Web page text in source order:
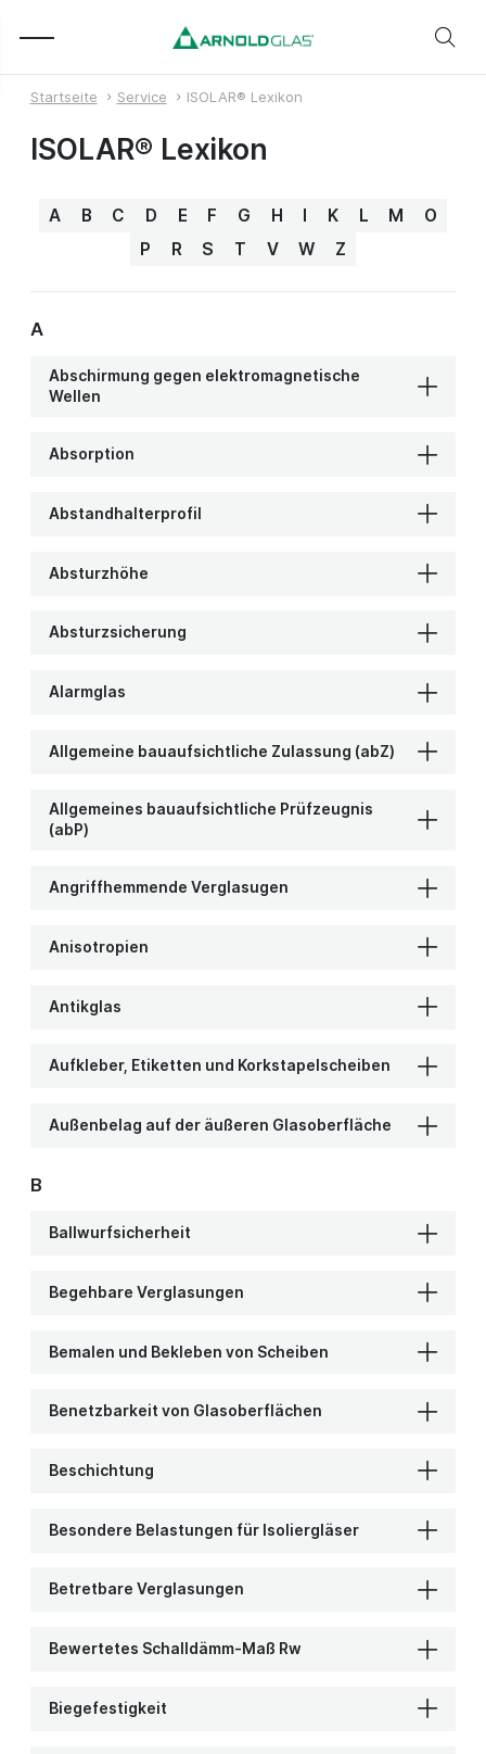
Startseite Service ISOLAR® Lexikon
ISOLAR® Lexikon
A B C D E F G H I K L M
O
P
R S T V W Z
A
Abschirmung gegen elektromagnetische
Wellen
Absorption
Abstandhalterprofil
Absturzhöhe
Absturzsicherung
Alarmglas
Allgemeine bauaufsichtliche Zulassung (abZ)
Allgemeines bauaufsichtliche Prüfzeugnis
(abP)
Angriffhemmende Verglasugen
Anisotropien
Antikglas
Aufkleber, Etiketten und Korkstapelscheiben
Außenbelag auf der äußeren Glasoberfläche
B
Ballwurfsicherheit
Begehbare Verglasungen
Bemalen und Bekleben von Scheiben
Benetzbarkeit von Glasoberflächen
Beschichtung
Besondere Belastungen für Isoliergläser
Betretbare Verglasungen
Bewertetes Schalldämm-Maß Rw
Biegefestigkeit